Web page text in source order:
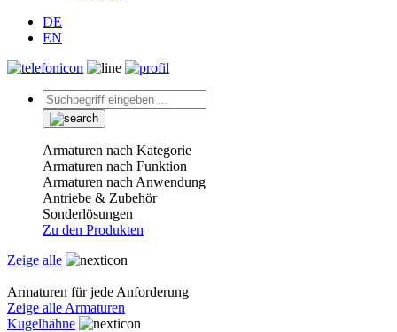
DE
EN
Armaturen nach Kategorie
Armaturen nach Funktion
Armaturen nach Anwendung
Antriebe & Zubehör
Sonderlösungen
Zu den Produkten
Zeige alle
Armaturen für jede Anforderung
Zeige alle Armaturen
Kugelhähne